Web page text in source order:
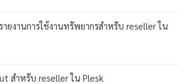
ายงานการใช้งานทรัพยากรสำหรับ reseller ใน
สำหรับ reseller ใน Plesk